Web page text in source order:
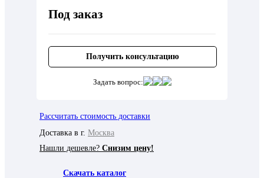
Под заказ
Получить консультацию
Задать вопрос:
Рассчитать стоимость доставки
Доставка в г. Москва
Нашли дешевле? Снизим цену!
Скачать каталог